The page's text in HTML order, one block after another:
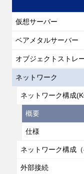
仮想サーバー
ベアメタルサーバー
オブジェクトストレ
ネットワーク
ネットワーク構成
概要
仕様
ネットワーク構成
外部接続